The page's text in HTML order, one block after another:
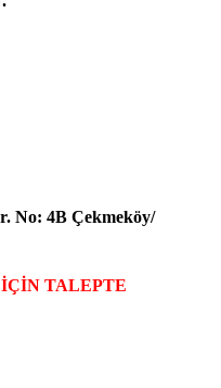
4B Çekmeköy/
TALEPTE